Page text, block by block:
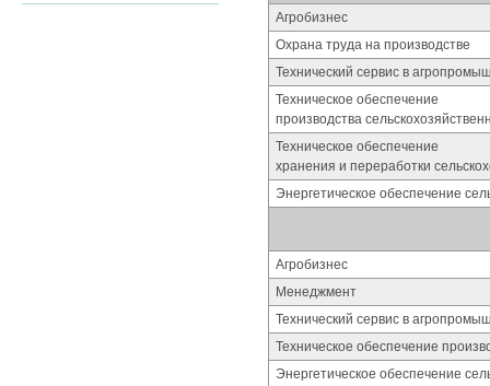
Агробизнес
Охрана труда на производстве
Технический сервис в
Техническое обеспечение
производства
Техническое обеспечение
хранения и переработки
Энергетическое обеспечение
Агробизнес
Менеджмент
Технический сервис в
Техническое обеспечение
Энергетическое обеспечение